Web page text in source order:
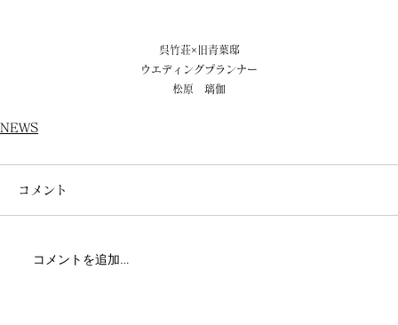
呉竹荘×旧青葉邸
ウエディングプランナー
松原　璃伽
NEWS
コメント
コメントを追加…